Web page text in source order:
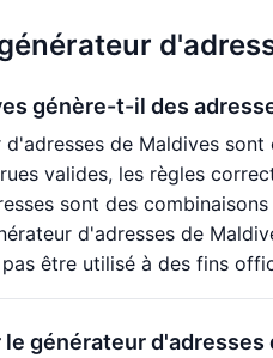
génère-t-il des
d'adresses de Maldives
valides, les règles
sont des
d'adresses de
être utilisé à des fins
générateur